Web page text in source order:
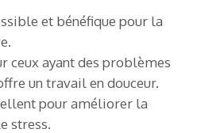
et bénéfique pour la
ceux ayant des problèmes
un travail en douceur.
pour améliorer la
stress.